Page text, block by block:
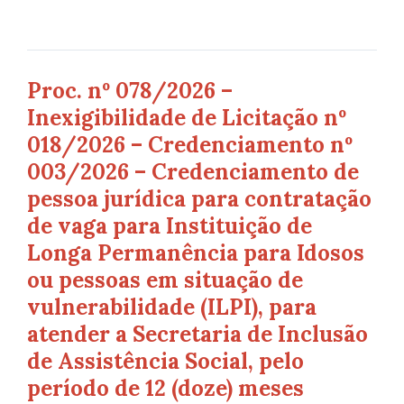
Proc. nº 078/2026 –
Inexigibilidade de Licitação nº
018/2026 – Credenciamento nº
003/2026 – Credenciamento de
pessoa jurídica para contratação
de vaga para Instituição de
Longa Permanência para Idosos
ou pessoas em situação de
vulnerabilidade (ILPI), para
atender a Secretaria de Inclusão
de Assistência Social, pelo
período de 12 (doze) meses